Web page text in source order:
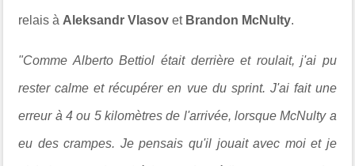
relais à Aleksandr Vlasov et Brandon McNulty.
"Comme Alberto Bettiol était derrière et roulait, j'ai pu
rester calme et récupérer en vue du sprint. J'ai fait une
erreur à 4 ou 5 kilomètres de l'arrivée, lorsque McNulty a
eu des crampes. Je pensais qu'il jouait avec moi et je